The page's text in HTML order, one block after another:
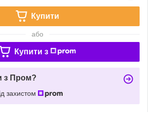
Купити
або
Купити з
з Пром?
захистом